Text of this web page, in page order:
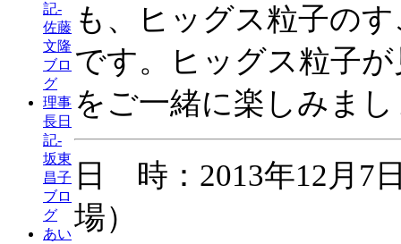
記-
佐藤
文隆
ブロ
グ
理事
長日
記-
坂東
昌子
ブロ
グ
あい
も、ヒッグス粒子の
です。ヒッグス粒子
をご一緒に楽しみま
日 時：2013年12月7
場）